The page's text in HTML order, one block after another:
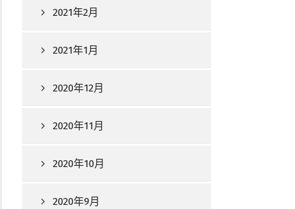
2021年2月
2021年1月
2020年12月
2020年11月
2020年10月
2020年9月